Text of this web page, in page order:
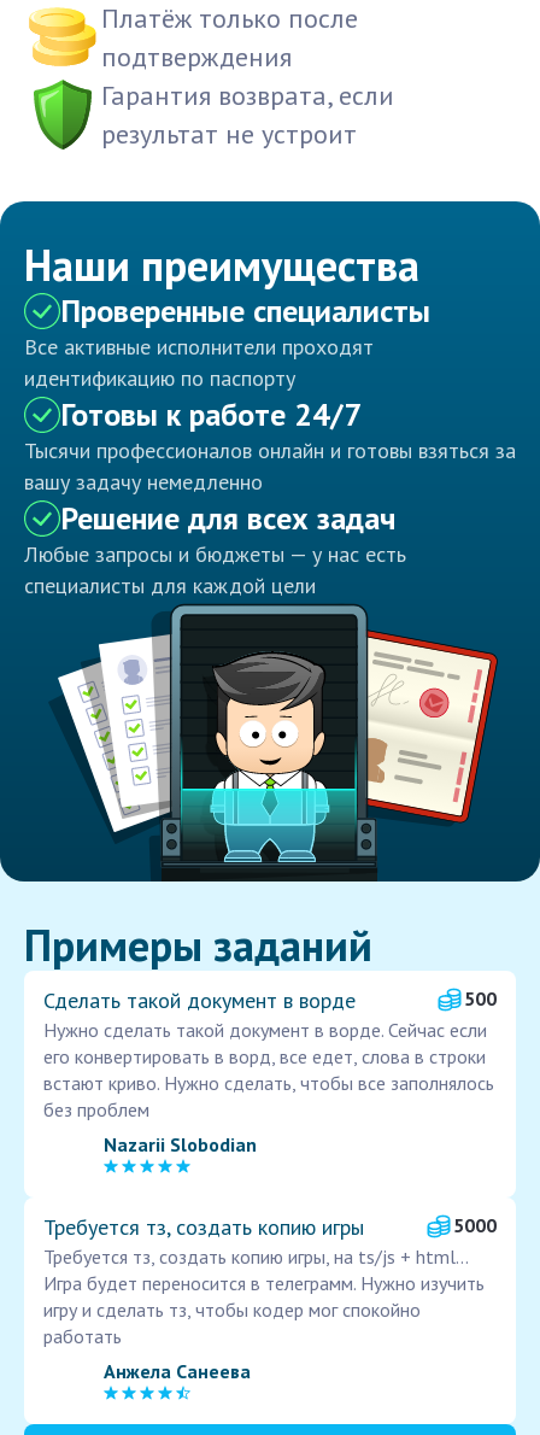
Платёж только после
подтверждения
Гарантия возврата, если
результат не устроит
Наши преимущества
Проверенные специалисты
Все активные исполнители проходят
идентификацию по паспорту
Готовы к работе 24/7
Тысячи профессионалов онлайн и готовы взяться за
вашу задачу немедленно
Решение для всех задач
Любые запросы и бюджеты — у нас есть
специалисты для каждой цели
Примеры заданий
Сделать такой документ в ворде
500
Нужно сделать такой документ в ворде. Сейчас если
его конвертировать в ворд, все едет, слова в строки
встают криво. Нужно сделать, чтобы все заполнялось
без проблем
Nazarii Slobodian
Требуется тз, создать копию игры
5000
Требуется тз, создать копию игры, на ts/js + html...
Игра будет переносится в телеграмм. Нужно изучить
игру и сделать тз, чтобы кодер мог спокойно
работать
Анжела Санеева